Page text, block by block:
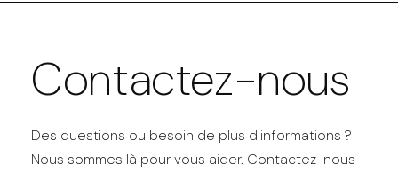
Contactez-nous
Des questions ou besoin de plus d'informations ?
Nous sommes là pour vous aider. Contactez-nous